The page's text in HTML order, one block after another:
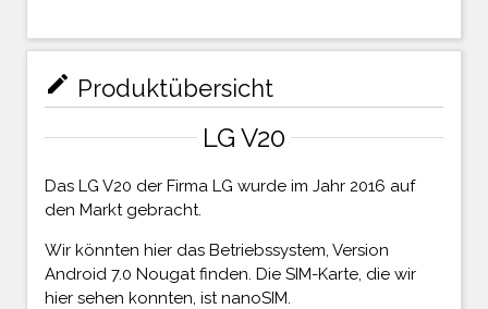
mode_edit Produktübersicht
LG V20
Das LG V20 der Firma LG wurde im Jahr 2016 auf
den Markt gebracht.
Wir könnten hier das Betriebssystem, Version
Android 7.0 Nougat finden. Die SIM-Karte, die wir
hier sehen konnten, ist nanoSIM.